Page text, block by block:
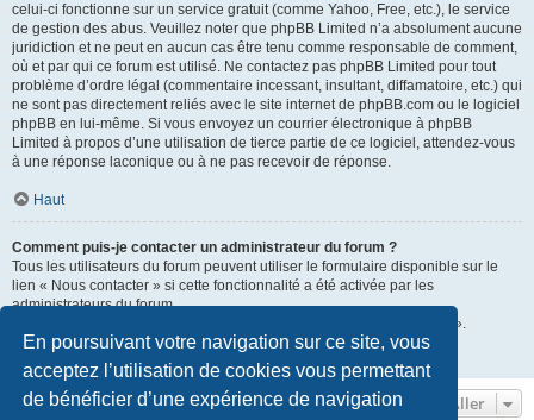
En poursuivant votre navigation sur ce site, vous
acceptez l’utilisation de cookies vous permettant
de bénéficier d’une expérience de navigation
celui-ci fonctionne sur un service gratuit (comme Yahoo, Free, etc.), le service
de gestion des abus. Veuillez noter que phpBB Limited n’a absolument aucune
juridiction et ne peut en aucun cas être tenu comme responsable de comment,
où et par qui ce forum est utilisé. Ne contactez pas phpBB Limited pour tout
problème d’ordre légal (commentaire incessant, insultant, diffamatoire, etc.) qui
ne sont pas directement reliés avec le site internet de phpBB.com ou le logiciel
phpBB en lui-même. Si vous envoyez un courrier électronique à phpBB
Limited à propos d’une utilisation de tierce partie de ce logiciel, attendez-vous
à une réponse laconique ou à ne pas recevoir de réponse.
Haut
Comment puis-je contacter un administrateur du forum ?
Tous les utilisateurs du forum peuvent utiliser le formulaire disponible sur le
lien « Nous contacter » si cette fonctionnalité a été activée par les
administrateurs du forum.
Les membres du forum peuvent également utiliser le lien « L’équipe ».
Aller